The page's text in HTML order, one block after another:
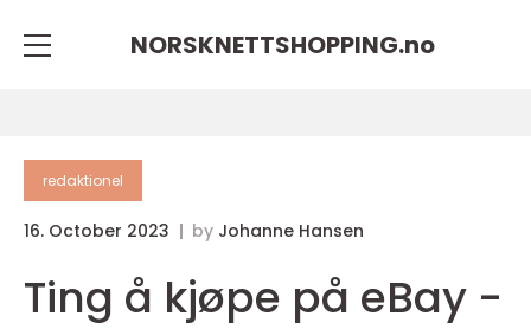
NORSKNETTSHOPPING.no
redaktionel
16. October 2023 by Johanne Hansen
Ting å kjøpe på eBay -